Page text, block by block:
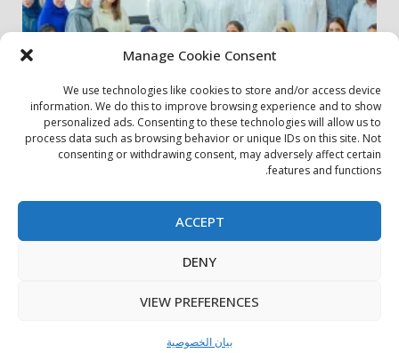
Manage Cookie Consent
We use technologies like cookies to store and/or access device
information. We do this to improve browsing experience and to show
personalized ads. Consenting to these technologies will allow us to
process data such as browsing behavior or unique IDs on this site. Not
consenting or withdrawing consent, may adversely affect certain
features and functions.
ACCEPT
DENY
VIEW PREFERENCES
بيان الخصوصية
أخبار المجتمع مجتمعي
الشارقة لإدارة الأصول تنظم زيارة إلى دار رعاية المسنين
بيان الخصوصية سياسة ملفات تعريف الارتباط
اتصل بنا
حول الموقع
Copyright © All rights reserved.|DarkNews